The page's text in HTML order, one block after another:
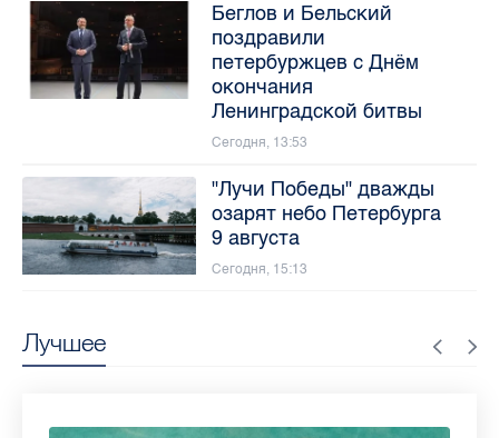
Лучшее
Беглов и Бельский
поздравили
петербуржцев с Днём
окончания
Ленинградской битвы
Сегодня, 13:53
"Лучи Победы" дважды
озарят небо Петербурга
9 августа
Сегодня, 15:13